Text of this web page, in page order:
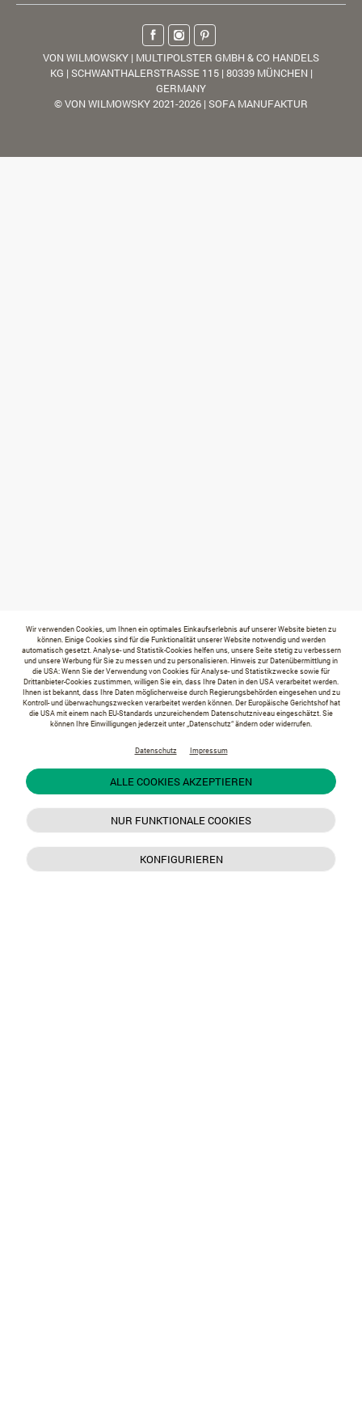
VON WILMOWSKY | MULTIPOLSTER GMBH & CO HANDELS
KG | SCHWANTHALERSTRASSE 115 | 80339 MÜNCHEN |
GERMANY
© VON WILMOWSKY 2021-2026 | SOFA MANUFAKTUR
Wir verwenden Cookies, um Ihnen ein optimales Einkaufserlebnis auf unserer Website bieten zu
können. Einige Cookies sind für die Funktionalität unserer Website notwendig und werden
automatisch gesetzt. Analyse- und Statistik-Cookies helfen uns, unsere Seite stetig zu verbessern
und unsere Werbung für Sie zu messen und zu personalisieren. Hinweis zur Datenübermittlung in
die USA: Wenn Sie der Verwendung von Cookies für Analyse- und Statistikzwecke sowie für
Drittanbieter-Cookies zustimmen, willigen Sie ein, dass Ihre Daten in den USA verarbeitet werden.
Ihnen ist bekannt, dass Ihre Daten möglicherweise durch Regierungsbehörden eingesehen und zu
Kontroll- und überwachungszwecken verarbeitet werden können. Der Europäische Gerichtshof hat
die USA mit einem nach EU-Standards unzureichendem Datenschutzniveau eingeschätzt. Sie
können Ihre Einwilligungen jederzeit unter „Datenschutz“ ändern oder widerrufen.
Datenschutz Impressum
ALLE COOKIES AKZEPTIEREN
NUR FUNKTIONALE COOKIES
KONFIGURIEREN